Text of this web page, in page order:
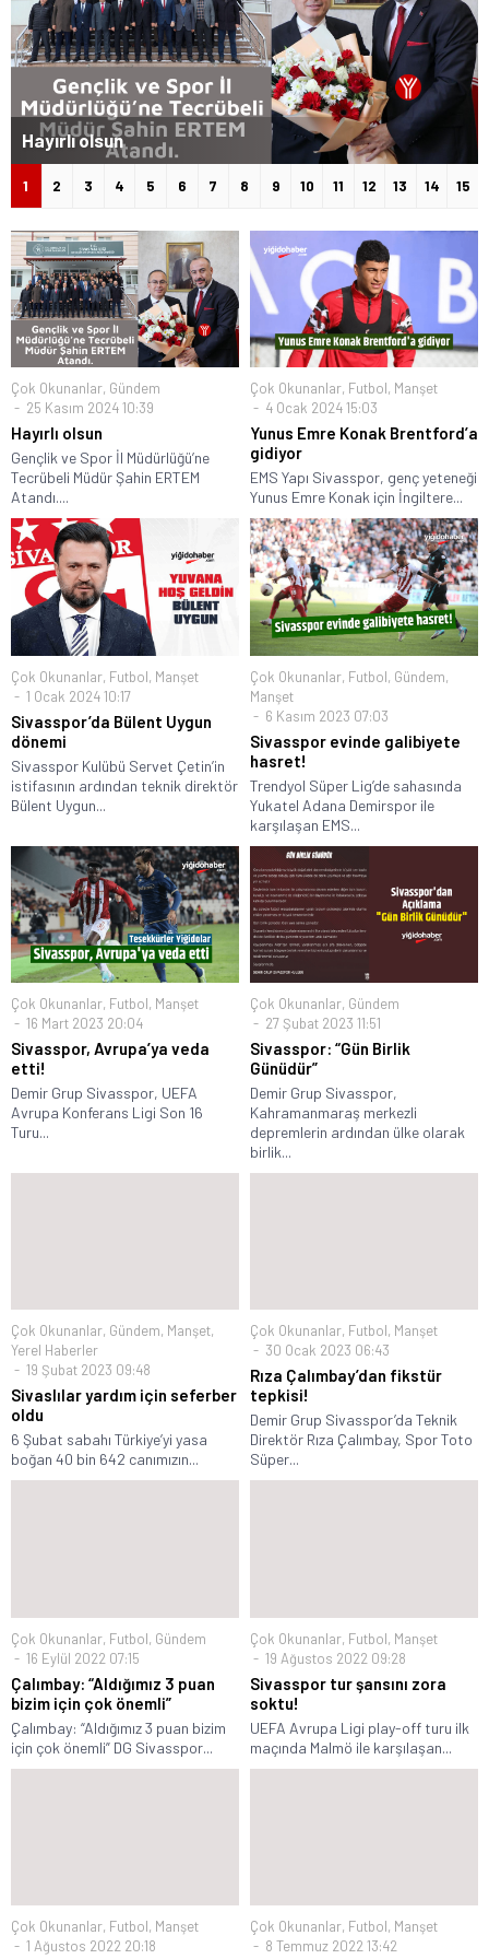
Yunus Emre Konak Brentford’a gidiyor
1 2 3 4 5 6 7 8 9 10 11 12 13 14 15
Çok Okunanlar, Gündem
25 Kasım 2024 10:39
Hayırlı olsun
Gençlik ve Spor İl Müdürlüğü’ne
Tecrübeli Müdür Şahin ERTEM
Atandı....
Çok Okunanlar, Futbol, Manşet
4 Ocak 2024 15:03
Yunus Emre Konak Brentford’a
gidiyor
EMS Yapı Sivasspor, genç yeteneği
Yunus Emre Konak için İngiltere...
Çok Okunanlar, Futbol, Manşet
1 Ocak 2024 10:17
Sivasspor’da Bülent Uygun
dönemi
Sivasspor Kulübü Servet Çetin’in
istifasının ardından teknik direktör
Bülent Uygun...
Çok Okunanlar, Futbol, Gündem,
Manşet
6 Kasım 2023 07:03
Sivasspor evinde galibiyete
hasret!
Trendyol Süper Lig’de sahasında
Yukatel Adana Demirspor ile
karşılaşan EMS...
Çok Okunanlar, Futbol, Manşet
16 Mart 2023 20:04
Sivasspor, Avrupa’ya veda
etti!
Demir Grup Sivasspor, UEFA
Avrupa Konferans Ligi Son 16
Turu...
Çok Okunanlar, Gündem
27 Şubat 2023 11:51
Sivasspor: “Gün Birlik
Günüdür”
Demir Grup Sivasspor,
Kahramanmaraş merkezli
depremlerin ardından ülke olarak
birlik...
Çok Okunanlar, Gündem, Manşet,
Yerel Haberler
19 Şubat 2023 09:48
Sivaslılar yardım için seferber
oldu
6 Şubat sabahı Türkiye’yi yasa
boğan 40 bin 642 canımızın...
Çok Okunanlar, Futbol, Manşet
30 Ocak 2023 06:43
Rıza Çalımbay’dan fikstür
tepkisi!
Demir Grup Sivasspor’da Teknik
Direktör Rıza Çalımbay, Spor Toto
Süper...
Çok Okunanlar, Futbol, Gündem
16 Eylül 2022 07:15
Çalımbay: “Aldığımız 3 puan
bizim için çok önemli”
Çalımbay: “Aldığımız 3 puan bizim
için çok önemli” DG Sivasspor...
Çok Okunanlar, Futbol, Manşet
19 Ağustos 2022 09:28
Sivasspor tur şansını zora
soktu!
UEFA Avrupa Ligi play-off turu ilk
maçında Malmö ile karşılaşan...
Çok Okunanlar, Futbol, Manşet
1 Ağustos 2022 20:18
Çok Okunanlar, Futbol, Manşet
8 Temmuz 2022 13:42